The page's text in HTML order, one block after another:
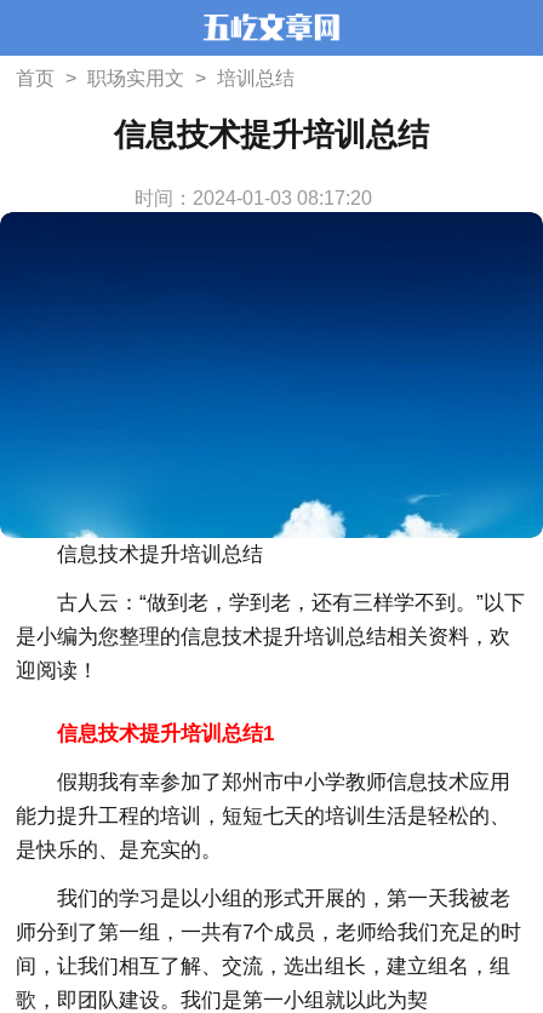
首页 > 职场实用文 > 培训总结
信息技术提升培训总结
时间：2024-01-03 08:17:20
信息技术提升培训总结
古人云：“做到老，学到老，还有三样学不到。”以下
是小编为您整理的信息技术提升培训总结相关资料，欢
迎阅读！
信息技术提升培训总结1
假期我有幸参加了郑州市中小学教师信息技术应用
能力提升工程的培训，短短七天的培训生活是轻松的、
是快乐的、是充实的。
我们的学习是以小组的形式开展的，第一天我被老
师分到了第一组，一共有7个成员，老师给我们充足的时
间，让我们相互了解、交流，选出组长，建立组名，组
歌，即团队建设。我们是第一小组就以此为契